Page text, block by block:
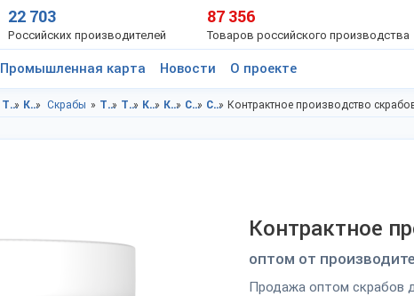
22 703
Российских производителей
87 356
Товаров российского производства
Промышленная карта Новости О проекте
Товары личного потребления Косметика Скрабы Товары личного потребления в Нижегородской области Товары личного потребления в г.Дзержинск Косметика в Нижегородская область Косметика в г.Дзержинск Скрабы в Нижегородская область Скрабы в г.Дзержинск Контрактное производство
Контрактное
оптом от
Продажа оптом скрабов